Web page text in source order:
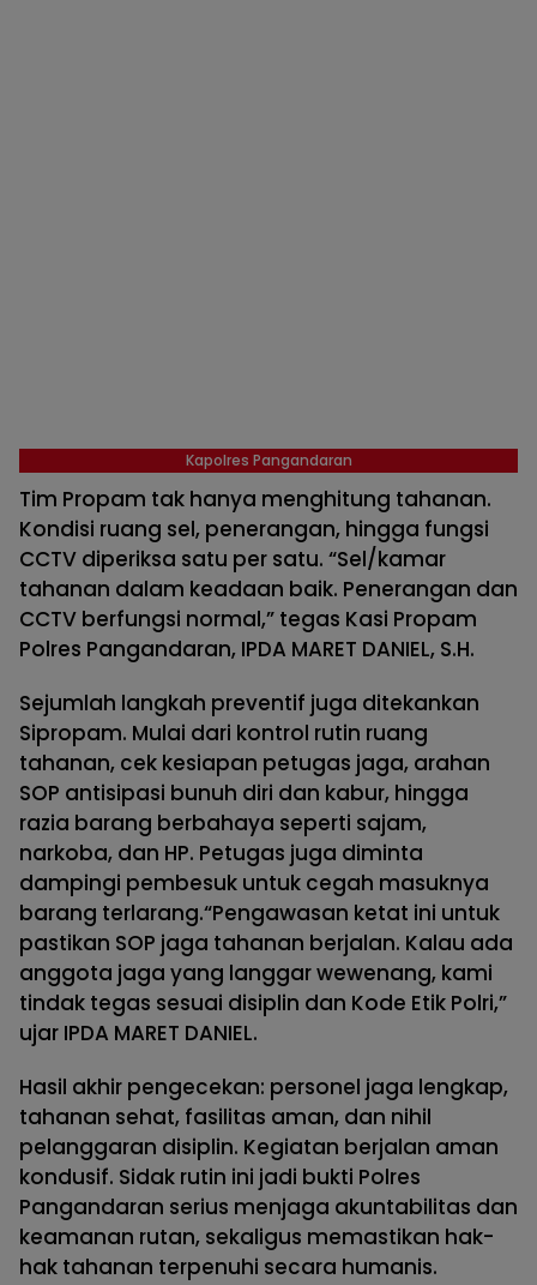
Kapolres Pangandaran
Tim Propam tak hanya menghitung tahanan.
Kondisi ruang sel, penerangan, hingga fungsi
CCTV diperiksa satu per satu. “Sel/kamar
tahanan dalam keadaan baik. Penerangan dan
CCTV berfungsi normal,” tegas Kasi Propam
Polres Pangandaran, IPDA MARET DANIEL, S.H.
Sejumlah langkah preventif juga ditekankan
Sipropam. Mulai dari kontrol rutin ruang
tahanan, cek kesiapan petugas jaga, arahan
SOP antisipasi bunuh diri dan kabur, hingga
razia barang berbahaya seperti sajam,
narkoba, dan HP. Petugas juga diminta
dampingi pembesuk untuk cegah masuknya
barang terlarang.“Pengawasan ketat ini untuk
pastikan SOP jaga tahanan berjalan. Kalau ada
anggota jaga yang langgar wewenang, kami
tindak tegas sesuai disiplin dan Kode Etik Polri,”
ujar IPDA MARET DANIEL.
Hasil akhir pengecekan: personel jaga lengkap,
tahanan sehat, fasilitas aman, dan nihil
pelanggaran disiplin. Kegiatan berjalan aman
kondusif. Sidak rutin ini jadi bukti Polres
Pangandaran serius menjaga akuntabilitas dan
keamanan rutan, sekaligus memastikan hak-
hak tahanan terpenuhi secara humanis.